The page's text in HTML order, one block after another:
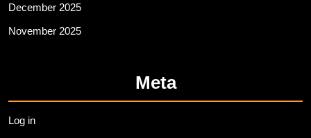
December 2025
November 2025
Meta
Log in